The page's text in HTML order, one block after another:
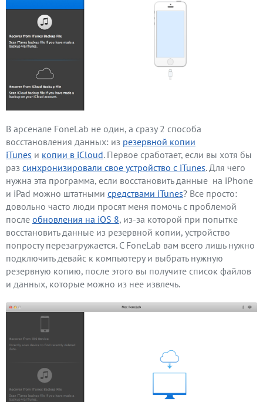
В арсенале FoneLab не один, а сразу 2 способа
восстановления данных: из резервной копии
iTunes и копии в iCloud. Первое сработает, если вы хотя бы
раз синхронизировали свое устройство с iTunes. Для чего
нужна эта программа, если восстановить данные на iPhone
и iPad можно штатными средствами iTunes? Все просто:
довольно часто люди просят меня помочь с проблемой
после обновления на iOS 8, из-за которой при попытке
восстановить данные из резервной копии, устройство
попросту перезагружается. С FoneLab вам всего лишь нужно
подключить девайс к компьютеру и выбрать нужную
резервную копию, после этого вы получите список файлов
и данных, которые можно из нее извлечь.